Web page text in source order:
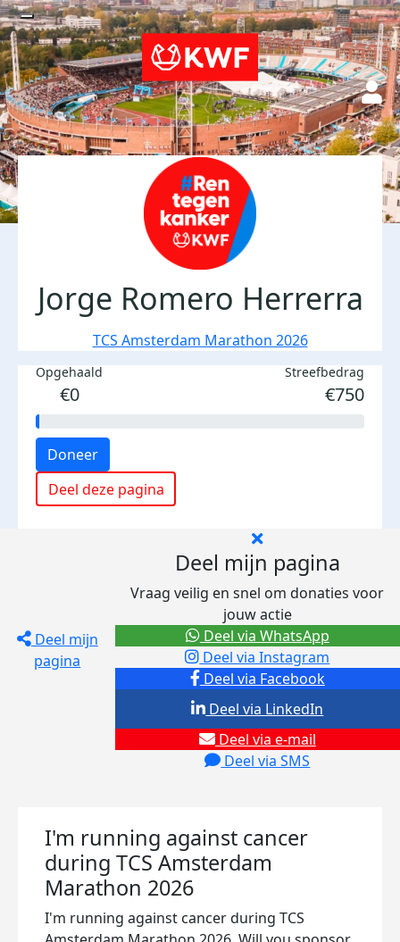
Jorge Romero Herrerra
TCS Amsterdam Marathon 2026
Opgehaald
€0
Streefbedrag
€750
Doneer
Deel deze pagina
Deel mijn
pagina
Deel mijn pagina
Vraag veilig en snel om donaties voor
jouw actie
Deel via Facebook
Deel via Instagram
Deel via e-mail
Deel via SMS
Deel via LinkedIn
Deel via WhatsApp
I'm running against cancer
during TCS Amsterdam
Marathon 2026
I'm running against cancer during TCS